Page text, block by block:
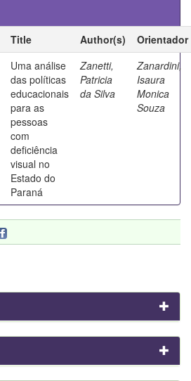
Title Author(s)
Orientador
Uma análise
das políticas
educacionais
para as
pessoas
com
deficiência
visual no
Estado do
Paraná
Zanetti,
Patricia
da Silva
Zanardini,
Isaura
Monica
Souza